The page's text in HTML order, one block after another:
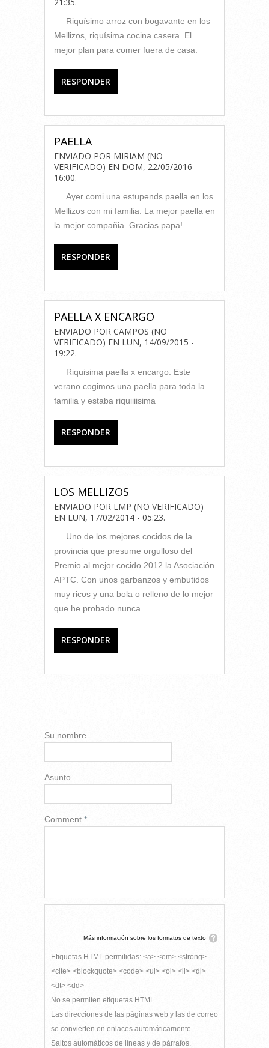
Riquísimo arroz con bogavante en los
Mellizos, riquísima cocina casera. El
mejor plan para comer fuera de casa.
RESPONDER
PAELLA
ENVIADO POR MIRIAM (NO
VERIFICADO) EN DOM, 22/05/2016 -
16:00.
Ayer comi una estupends paella en los
Mellizos con mi familia. La mejor paella en
la mejor compañia. Gracias papa!
RESPONDER
PAELLA X ENCARGO
ENVIADO POR CAMPOS (NO
VERIFICADO) EN LUN, 14/09/2015 -
19:22.
Riquisima paella x encargo. Este
verano cogimos una paella para toda la
familia y estaba riquiiiisima
RESPONDER
LOS MELLIZOS
ENVIADO POR LMP (NO VERIFICADO)
EN LUN, 17/02/2014 - 05:23.
Uno de los mejores cocidos de la
provincia que presume orgulloso del
Premio al mejor cocido 2012 la Asociación
APTC. Con unos garbanzos y embutidos
muy ricos y una bola o relleno de lo mejor
que he probado nunca.
RESPONDER
Su nombre
Asunto
Comment *
Más información sobre los formatos de texto
Etiquetas HTML permitidas: <a> <em> <strong>
<cite> <blockquote> <code> <ul> <ol> <li> <dl>
<dt> <dd>
No se permiten etiquetas HTML.
Las direcciones de las páginas web y las de correo
se convierten en enlaces automáticamente.
Saltos automáticos de líneas y de párrafos.